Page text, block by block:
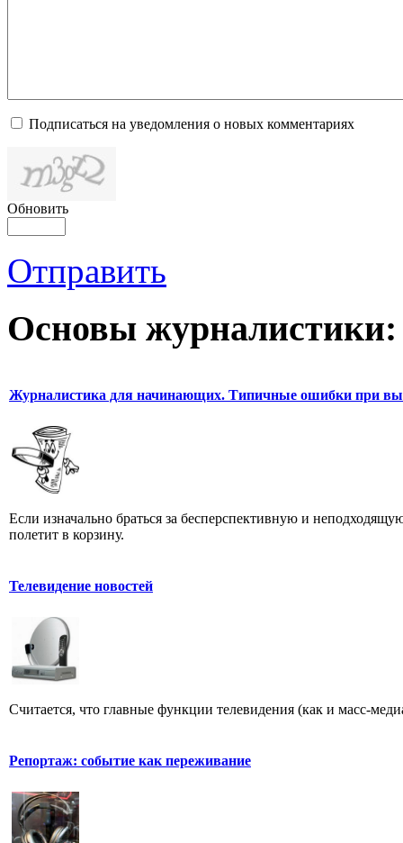
Подписаться на уведомления о новых комментариях
Обновить
Отправить
Основы журналистики:
Журналистика для начинающих. Типичные ошибки при
Если изначально браться за бесперспективную и
полетит в корзину.
Телевидение новостей
Считается, что главные функции телевидения (как и масс-
Репортаж: событие как переживание